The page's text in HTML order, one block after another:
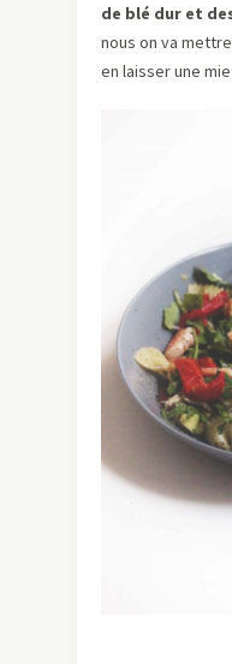
de blé dur et
nous on va
en laisser une